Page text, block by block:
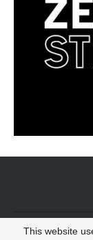
©
This website